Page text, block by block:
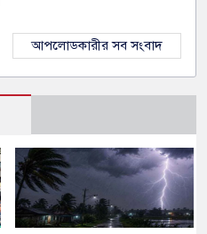
আপলোডকারীর সব সংবাদ